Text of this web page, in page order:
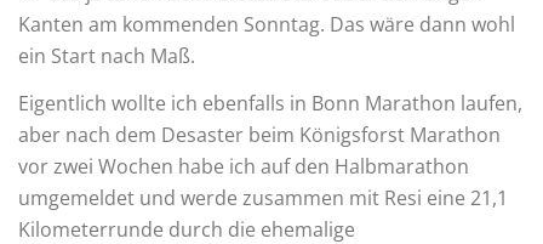
Kanten am kommenden Sonntag. Das wäre dann wohl
ein Start nach Maß.
Eigentlich wollte ich ebenfalls in Bonn Marathon laufen,
aber nach dem Desaster beim Königsforst Marathon
vor zwei Wochen habe ich auf den Halbmarathon
umgemeldet und werde zusammen mit Resi eine 21,1
Kilometerrunde durch die ehemalige